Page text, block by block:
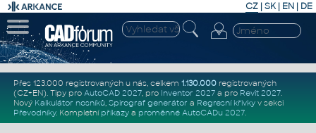
CZ | SK| EN | DE
Přes 123.000 registrovaných u nás, celkem 1.130.000registrovaných
(CZ+EN). Tipy pro AutoCAD 2027, pro Inventor 2027a pro Revit 2027.
Nový Kalkulátor nosníků, Spirograf generátor a Regresní křivkyv sekci
Převodníky. Kompletní příkazya proměnné AutoCADu 2027.